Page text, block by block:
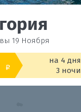
19 Ноября
o
на 4 дня
3 ночи